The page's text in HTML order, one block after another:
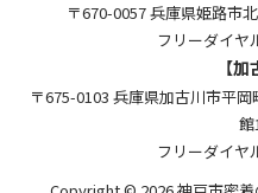
〒670-0057 兵庫県姫路市
フリーダイヤ
【加
〒675-0103 兵庫県加古川市平
フリーダイヤ